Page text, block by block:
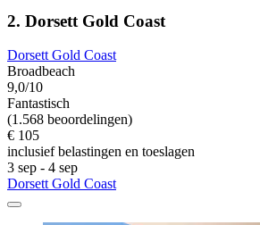
2. Dorsett Gold Coast
Dorsett Gold Coast
Broadbeach
9,0/10
Fantastisch
(1.568 beoordelingen)
€ 105
inclusief belastingen en toeslagen
3 sep - 4 sep
Dorsett Gold Coast